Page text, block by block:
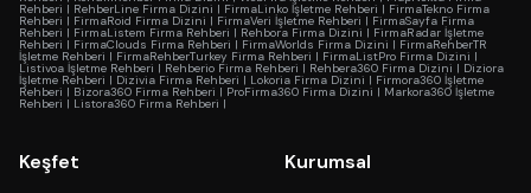
Rehberi | RehberLine Firma Dizini | FirmaLinko İşletme Rehberi | FirmaTekno Firma
Rehberi | FirmaRoid Firma Dizini | FirmaVeri İşletme Rehberi | FirmaSayfa Firma
Rehberi | FirmaListem Firma Rehberi | Rehbora Firma Dizini | FirmaRadar İşletme
Rehberi | FirmaClouds Firma Rehberi | FirmaWorlds Firma Dizini | FirmaRehberTR
İşletme Rehberi | FirmaRehberTurkey Firma Rehberi | FirmaListPro Firma Dizini |
Listivoa İşletme Rehberi | Rehberio Firma Rehberi | Rehbera360 Firma Dizini | Diziora
İşletme Rehberi | Dizivia Firma Rehberi | Lokoria Firma Dizini | Firmora360 İşletme
Rehberi | Bizora360 Firma Rehberi | ProFirma360 Firma Dizini | Markora360 İşletme
Rehberi | Listora360 Firma Rehberi |
Keşfet Kurumsal